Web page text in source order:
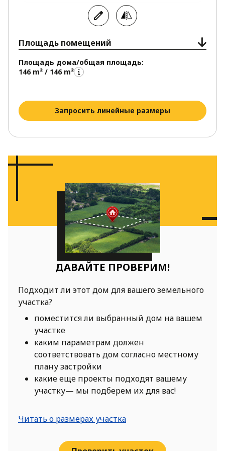
Площадь помещений
Площадь дома/общая площадь:
146 m² / 146 m²
Запросить линейные размеры
ДАВАЙТЕ ПРОВЕРИМ!
Подходит ли этот дом для вашего земельного
участка?
поместится ли выбранный дом на вашем
участке
каким параметрам должен
соответствовать дом согласно местному
плану застройки
какие еще проекты подходят вашему
участку— мы подберем их для вас!
Читать о размерах участка